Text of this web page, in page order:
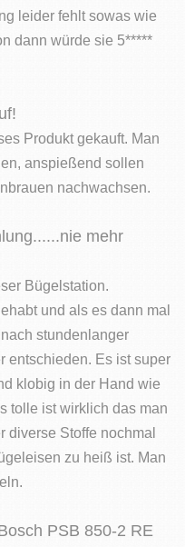
leider fehlt sowas wie
dann würde sie 5*****
Produkt gekauft. Man
anspießend sollen
nachwachsen.
mehr
Bügelstation.
und als es dann mal
stundenlanger
entschieden. Es ist super
klobig in der Hand wie
tolle ist wirklich das man
diverse Stoffe nochmal
zu heiß ist. Man
PSB 850-2 RE